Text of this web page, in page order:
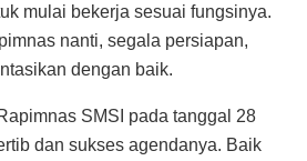
mulai bekerja sesuai fungsinya.
nanti, segala persiapan,
dengan baik.
SMSI pada tanggal 28
dan sukses agendanya. Baik